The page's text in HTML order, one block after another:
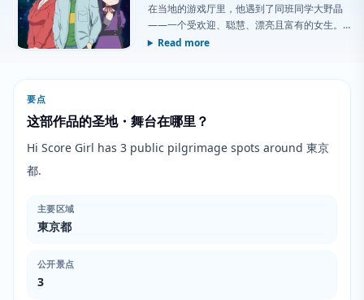
在当地的游戏厅里，他遇到了同班同学大野晶
——一个受欢迎、聪慧、漂亮且富有的女生。
在《街头霸王2》中，她彻底碾压了他。他不仅
Read more
要点
这部作品的圣地・舞台在哪里？
Hi Score Girl has 3 public pilgrimage spots around 東京
都.
主要区域
東京都
公开景点
3